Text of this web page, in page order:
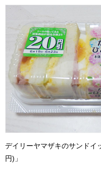
デイリーヤマザキのサンドイ
円)」